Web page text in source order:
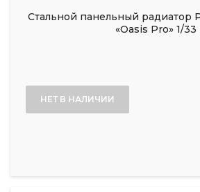
Стальной панельный радиатор
«Oasis Pro» 1/33
НЕТ В НАЛИЧИИ